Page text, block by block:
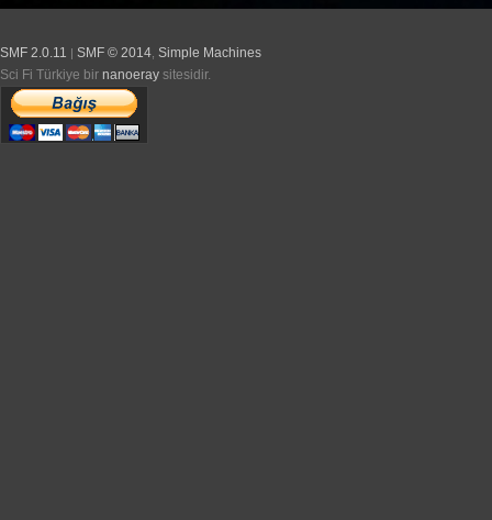
SMF 2.0.11 | SMF © 2014 Simple Machines
Sci Fi Türkiye bir nanoeray sitesidir.